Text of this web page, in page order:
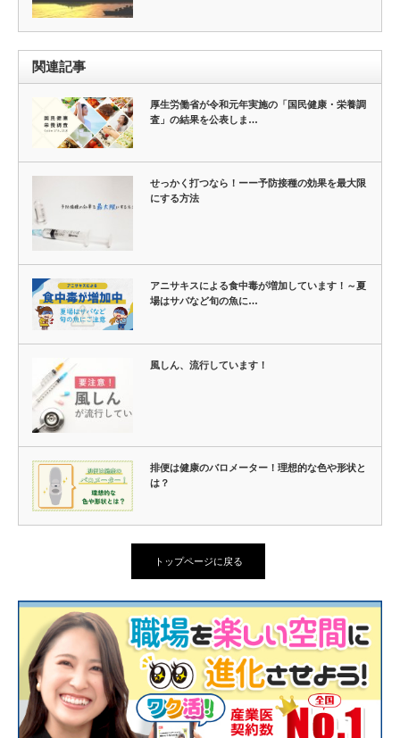
関連記事
厚生労働省が令和元年実施の「国民健康・栄養調
査」の結果を公表しま…
せっかく打つなら！ーー予防接種の効果を最大限
にする方法
アニサキスによる食中毒が増加しています！～夏
場はサバなど旬の魚に…
風しん、流行しています！
排便は健康のバロメーター！理想的な色や形状と
は？
トップページに戻る